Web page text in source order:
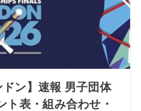
ドン】速報 男子団体
ト表・組み合わせ・